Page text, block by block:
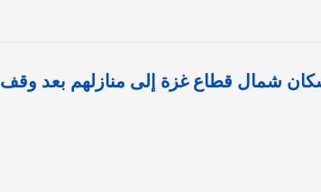
شمال قطاع غزة إلى منازلهم بعد وقف